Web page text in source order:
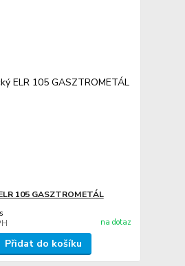
105 GASZTROMETÁL
na dotaz
Přidat do košíku